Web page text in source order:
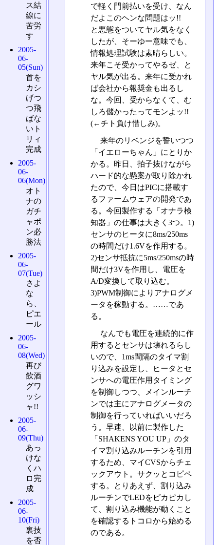
で軽く門前払いを受け、なん
だよこのヘンな問題はッ!!
と悪態をついてヤル気をなく
したが、そーゆー意味でも、
情報処理試験は素晴らしい。
来年こそ受かってやるゼ、と
ヤル気が出る。来年に受かれ
ば会社から報奨金も出るし
な。今回、受からなくて、む
しろ儲かったってモンよッ!!
(←チト負け惜しみ)。
来年のリベンジを誓いつつ
「イエローちゃん」にとりか
かる。昨日、拍子抜けながら
ハード的な懸案が取り除かれ
たので、今日はPICに搭載す
るファームウェアの開発であ
る。今回製作する「オナラ検
知器」の仕事は大きく3つ。1)
センサのヒータに8ms/250ms
の時間だけ1.6Vを作用する。
2)センサ抵抗に5ms/250msの時
間だけ3Vを作用し、電圧を
A/D変換して取り込む。
3)PWM制御によりアナログメ
ータを稼動する。……であ
る。
なんでも電圧を連続的に作
用するとセンサは壊れるらし
いので、1ms間隔のタイマ割
り込みを設定し、ヒータとセ
ンサへの電圧作用タイミング
を制御しつつ、メインルーチ
ンでは主にアナログメータの
制御を行っていればいいだろ
う。早速、以前に製作した
「SHAKENS YOU UP」のタ
イマ割り込みルーチンを引用
するため、マイCVSからチェ
ックアウト。サクッとコピペ
する。とりあえず、割り込み
ルーチンでLEDをピカピカし
て、割り込み機能が動くこと
を確認するトコロから始める
のである。
ス結
線に
苦労
す
2005-
06-
05(Sun)
首を
カシ
げつ
つ飛
ばな
いト
リィ
完成
2005-
06-
06(Mon)
オト
ナの
ガチ
ャポ
ン必
勝法
2005-
06-
07(Tue)
さよ
な
ら、
ピエ
ール
2005-
06-
08(Wed)
再び
飲酒
グワ
ッシ
ャ!!
2005-
06-
09(Thu)
あっ
けな
くハ
ロ完
成
2005-
06-
10(Fri)
裏技
を否